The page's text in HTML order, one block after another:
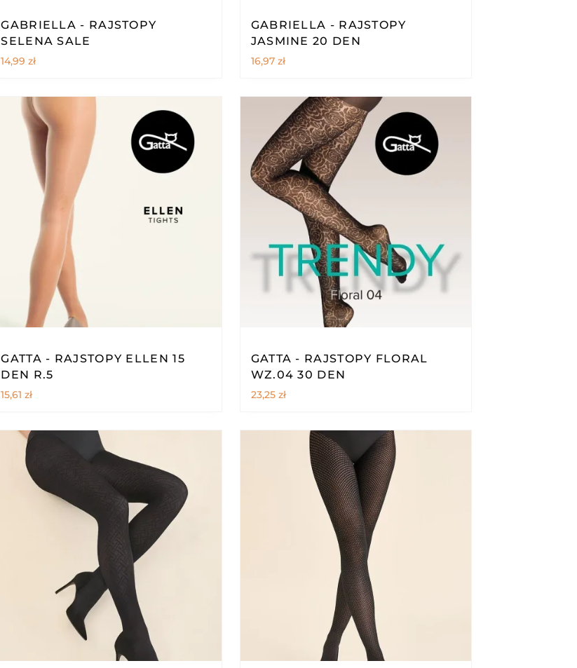
GABRIELLA - RAJSTOPY
SELENA SALE
14,99zł
GABRIELLA - RAJSTOPY
JASMINE 20 DEN
16,97 zł
GATTA - RAJSTOPY ELLEN 15
DEN R.5
15,61zł
GATTA - RAJSTOPY FLORAL
WZ.04 30 DEN
23,25 zł